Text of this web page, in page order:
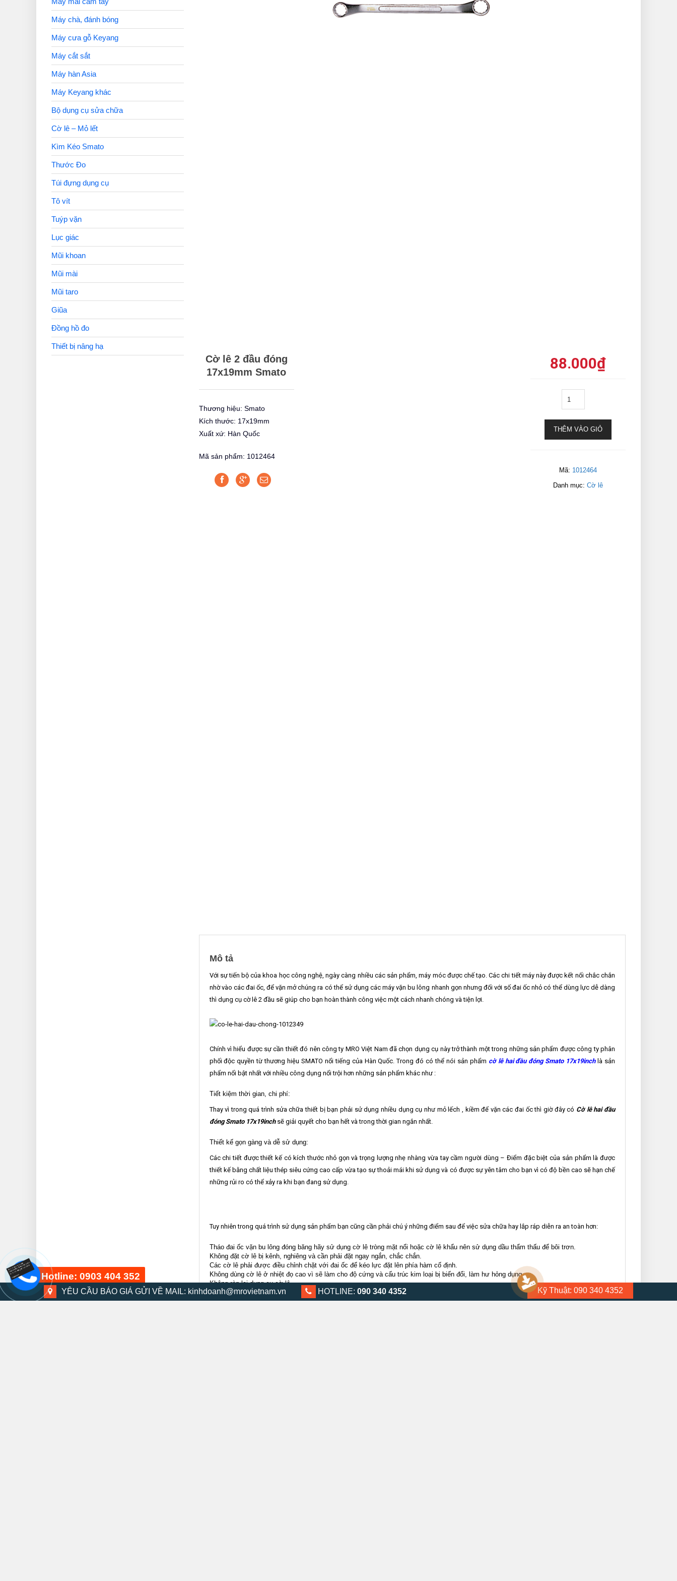
Cờ lê 2 đầu đóng
17x19mm Smato
Thương hiệu: Smato
Kích thước: 17x19mm
Xuất xứ: Hàn Quốc
Mã sản phẩm: 1012464
88.000₫
THÊM VÀO GIỎ
Mã: 1012464
Danh mục: Cờ lê
Mô tả
Với sự tiến bộ của khoa học công nghệ, ngày càng nhiều các sản phẩm, máy móc được chế tạo. Các chi tiết máy này được kết nối chắc chắn
nhờ vào các đai ốc, để vặn mở chúng ra có thể sử dụng các máy vặn bu lông nhanh gọn nhưng đối với số đai ốc nhỏ có thể dùng lực dễ dàng
thì dụng cụ cờ lê 2 đầu sẽ giúp cho bạn hoàn thành công việc một cách nhanh chóng và tiện lợi.
Chính vì hiểu được sự cần thiết đó nên công ty MRO Việt Nam đã chọn dụng cụ này trở thành một trong những sản phẩm được công ty phân
phối độc quyền từ thương hiệu SMATO nổi tiếng của Hàn Quốc. Trong đó có thể nói sản phẩm cờ lê hai đầu đóng Smato 17x19inchlà sản
phẩm nổi bật nhất với nhiều công dụng nổi trội hơn những sản phẩm khác như :
Tiết kiệm thời gian, chi phí:
Thay vì trong quá trình sửa chữa thiết bị bạn phải sử dụng nhiều dụng cụ như mỏ lếch , kiềm để vặn các đai ốc thì giờ đây có Cờ lê hai đầu
đóng Smato 17x19inchsẽ giải quyết cho bạn hết và trong thời gian ngắn nhất.
Thiết kế gọn gàng và dễ sử dụng:
Các chi tiết được thiết kế có kích thước nhỏ gọn và trọng lượng nhẹ nhàng vừa tay cầm người dùng – Điểm đặc biệt của sản phẩm là được
thiết kế bằng chất liệu thép siêu cứng cao cấp vừa tạo sự thoải mái khi sử dụng và có được sự yên tâm cho bạn vì có độ bền cao sẽ hạn chế
những rủi ro có thể xảy ra khi bạn đang sử dụng.
Tuy nhiên trong quá trình sử dụng sản phẩm bạn cũng cần phải chú ý những điểm sau để việc sửa chữa hay lắp ráp diễn ra an toàn hơn:
Tháo đai ốc vặn bu lông đóng băng hãy sử dụng cờ lê tròng mặt nổi hoặc cờ lê khẩu nên sử dụng dầu thẩm thấu để bôi trơn.
Không đặt cờ lê bị kênh, nghiêng và cần phải đặt ngay ngắn, chắc chắn.
Các cờ lê phải được điều chỉnh chặt với đai ốc để kéo lực đặt lên phía hàm cố định.
Không dùng cờ lê ở nhiệt đọ cao vì sẽ làm cho độ cứng và cấu trúc kim loại bị biến đổi, làm hư hỏng dụng cụ.
Không rèn lại dụng cụ cờ lê
Với những thông tin mà chúng tôi chia sẽ ở trên mong bạn có thể tìm được dụng cụ ưng ý của mình nhất.
Máy chà, đánh bóng
Máy cưa gỗ Keyang
Máy cắt sắt
Máy hàn Asia
Máy Keyang khác
Bộ dụng cụ sửa chữa
Cờ lê – Mỏ lết
Kìm Kéo Smato
Thước Đo
Túi đựng dụng cụ
Tô vít
Tuýp vặn
Lục giác
Mũi khoan
Mũi mài
Mũi taro
Giũa
Đồng hồ đo
Thiết bị nâng hạ
YÊU CẦU BÁO GIÁ GỬI VỀ MAIL: kinhdoanh@mrovietnam.vn HOTLINE: 090 340 4352 Kỹ Thuật: 090 340 4352
Hotline: 0903 404 352
0903 404 352